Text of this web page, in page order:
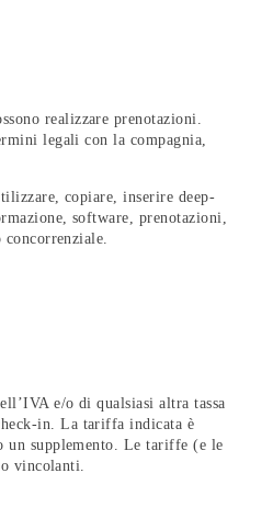
realizzare prenotazioni.
legali con la compagnia,
copiare, inserire deep-
software, prenotazioni,
e/o di qualsiasi altra tassa
in. La tariffa indicata è
un supplemento. Le tariffe (e le
vincolanti.